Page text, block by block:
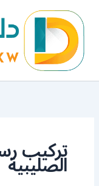
المحتوى
تركيب
الصليبية